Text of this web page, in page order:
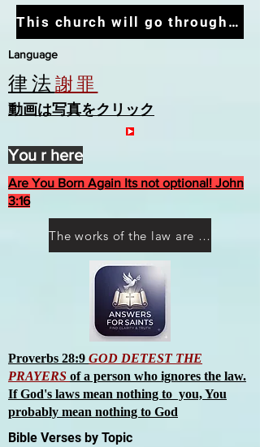
Language
律法 謝罪
動画は写真をクリック
Are You Born Again Its not optional! John
3:16
Proverbs 28:9 GOD DETEST THE
PRAYERS of a person who ignores the law.
If God's laws mean nothing to you, You
probably mean nothing to God
This church will go through the tribulation
Bible Verses by Topic
The works of the law are not what you think they are works of men
You r here